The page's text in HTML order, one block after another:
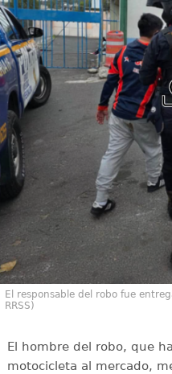
El responsable del robo fue
RRSS)
El hombre del robo, que
motocicleta al mercado,